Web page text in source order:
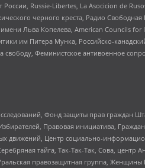
Russie-Libertes, La Asocicion de
черного креста, Радио
Льва Копелева, American Councils
им Питера Мунка, Российско-
Феминистское антивоенное
Фонд защиты прав граждан
Правовая инициатива,
движений, Центр социально-
тайга, Так-Так-Так, Сова, центр
правозащитная группа, Женщины